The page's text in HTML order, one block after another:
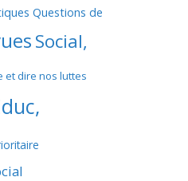
Questions de
Social,
et dire nos luttes